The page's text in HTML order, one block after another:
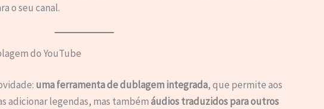
o seu canal.
do YouTube
uma ferramenta de dublagem integrada, que permite aos
adicionar legendas, mas tambémáudios traduzidos para outros